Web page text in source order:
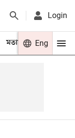
Login
মতামত খেলা
Eng